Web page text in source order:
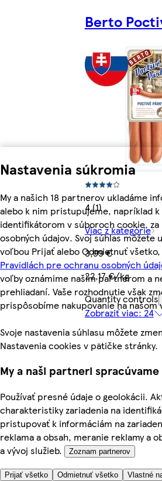
Nastavenia súkromia
My a našich 18 partnerov ukladáme
alebo k nim pristupujeme, napríklad k
identifikátorom v súboroch cookie,
osobných údajov. Svoj súhlas môžete
voľbou Prijať alebo Odmietnuť
Pravidlách pre ochranu osobných
voľby oznámime našim partnerom a
prehliadaní. Vaše rozhodnutie však
prispôsobíme nakupovanie na našom
Svoje nastavenia súhlasu môžete
Nastavenia cookies v pätičke stránky.
My a naši partneri
Používať presné údaje o geolokácii.
charakteristiky zariadenia na
pristupovať k informáciám na
reklama a obsah, meranie reklamy a
a vývoj služieb.
Zoznam partnerov
Prijať všetko Odmietnuť všetko Vlastné
Berto
4 (1)
Viac z kategórie
3,99 €
22,17 €/kg
Quantity controls
Zobraziť viac: 24